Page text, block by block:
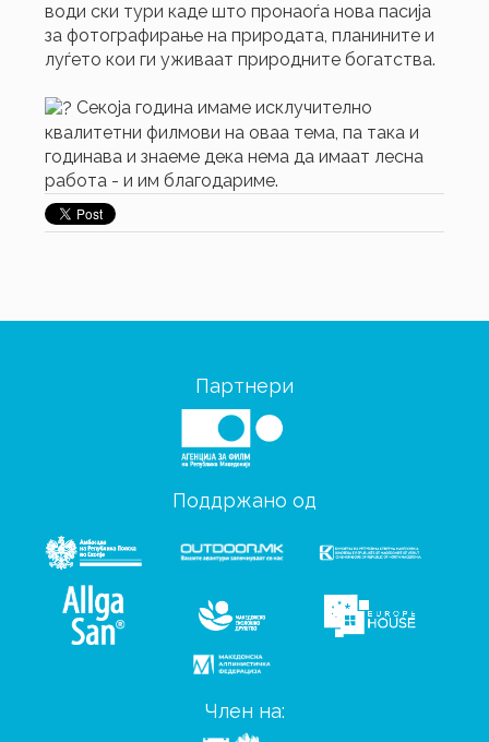
води ски тури каде што пронаоѓа нова пасија
за фотографирање на природата, планините и
луѓето кои ги уживаат природните богатства.
Секоја година имаме исклучително
квалитетни филмови на оваа тема, па така и
годинава и знаеме дека нема да имаат лесна
работа - и им благодариме.
Партнери
Поддржано од
Член на: